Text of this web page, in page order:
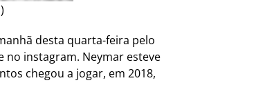
desta quarta-feira pelo
no instagram. Neymar esteve
chegou a jogar, em 2018,